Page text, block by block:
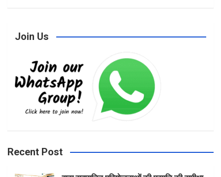
Join Us
Recent Post